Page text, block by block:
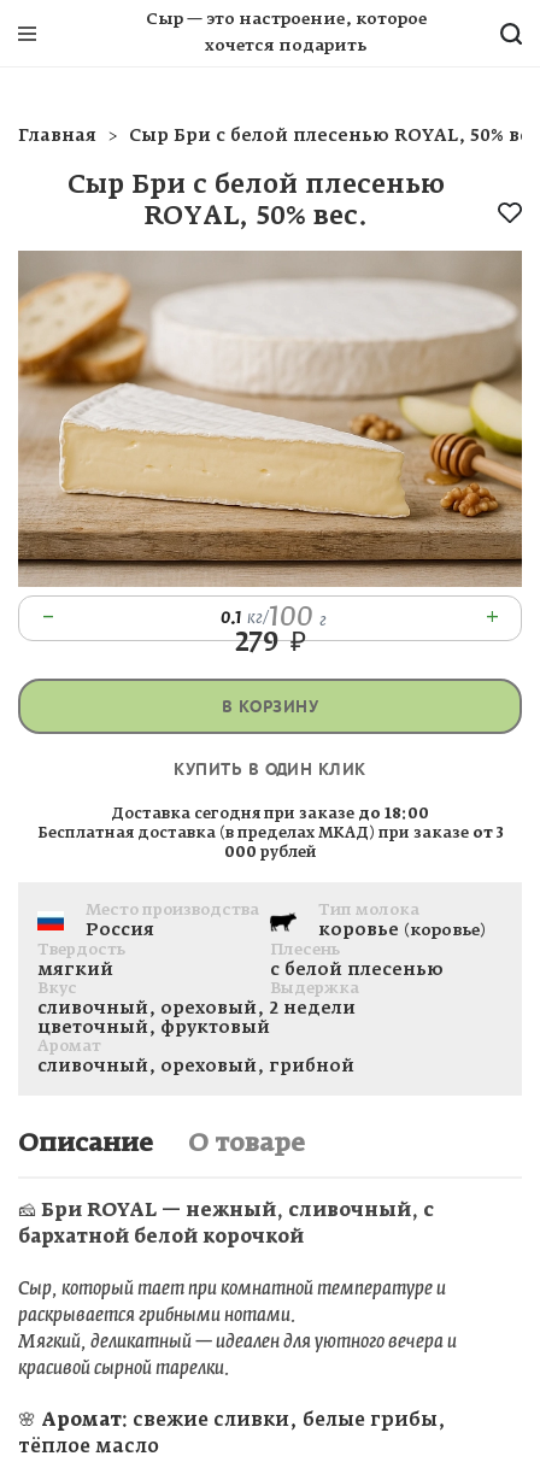
Сыр — это настроение, которое
хочется подарить
Главная Сыр Бри с белой плесенью ROYAL, 50%
Сыр Бри с белой плесенью
ROYAL, 50% вес.
– 0.1 кг/100 г +
279₽
В КОРЗИНУ
КУПИТЬ В ОДИН КЛИК
Доставка сегодня при заказе до 18:00
Бесплатная доставка (в пределах МКАД) при заказе от 3
000 рублей
Место производства
Россия
Тип молока
коровье (коровье)
Твердость
мягкий
Плесень
с белой плесенью
Вкус
сливочный, ореховый,
цветочный, фруктовый
Выдержка
2 недели
Аромат
сливочный, ореховый, грибной
Описание О товаре
🧀 Бри ROYAL — нежный, сливочный, с
бархатной белой корочкой
Сыр, который тает при комнатной температуре и
раскрывается грибными нотами.
Мягкий, деликатный — идеален для уютного вечера и
красивой сырной тарелки.
🌸 Аромат: свежие сливки, белые грибы,
тёплое масло